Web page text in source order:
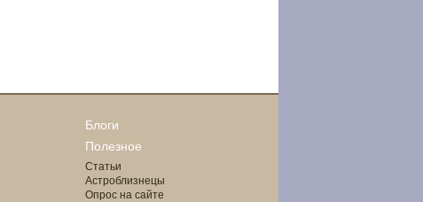
Блоги
Полезное
Статьи
Астроблизнецы
Опрос на сайте